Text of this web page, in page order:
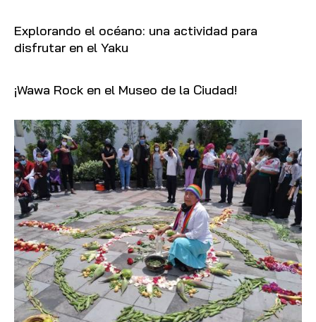
Explorando el océano: una actividad para
disfrutar en el Yaku
¡Wawa Rock en el Museo de la Ciudad!